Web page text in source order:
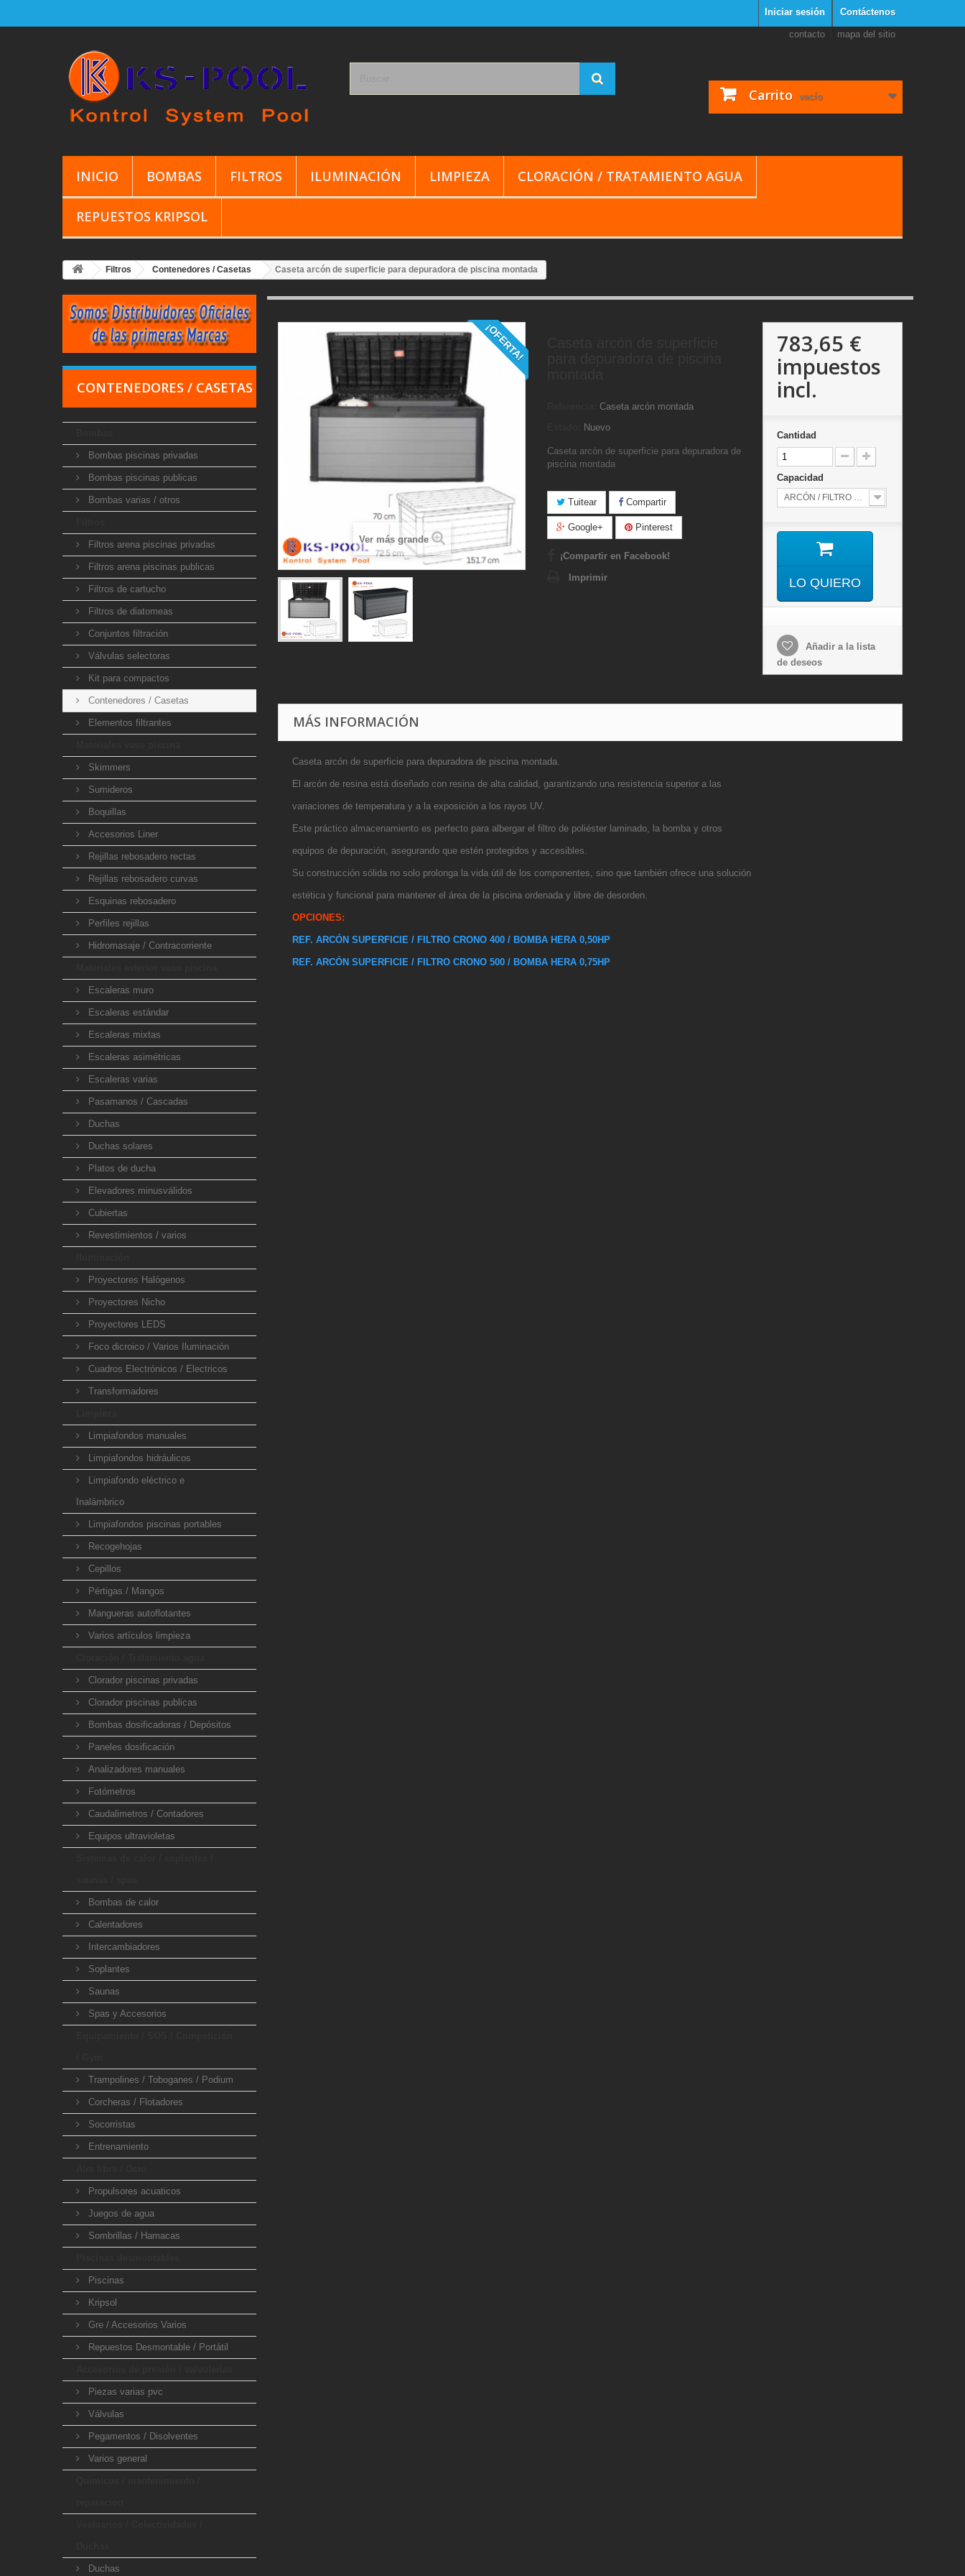
Contáctenos
Iniciar sesión
contacto mapa del sitio
Carrito vacío
INICIO BOMBAS FILTROS ILUMINACIÓN LIMPIEZA CLORACIÓN / TRATAMIENTO AGUA
REPUESTOS KRIPSOL
Filtros Contenedores / Casetas Caseta arcón de superficie para depuradora de piscina montada
CONTENEDORES / CASETAS
Bombas piscinas privadas
Bombas piscinas publicas
Bombas varias / otros
Filtros arena piscinas privadas
Filtros arena piscinas publicas
Filtros de cartucho
Filtros de diatomeas
Conjuntos filtración
Válvulas selectoras
Kit para compactos
Contenedores / Casetas
Elementos filtrantes
Skimmers
Sumideros
Boquillas
Accesorios Liner
Rejillas rebosadero rectas
Rejillas rebosadero curvas
Esquinas rebosadero
Perfiles rejillas
Hidromasaje / Contracorriente
Escaleras muro
Escaleras estándar
Escaleras mixtas
Escaleras asimétricas
Escaleras varias
Pasamanos / Cascadas
Duchas
Duchas solares
Platos de ducha
Elevadores minusválidos
Cubiertas
Revestimientos / varios
Proyectores Halógenos
Proyectores Nicho
Proyectores LEDS
Foco dicroico / Varios Iluminación
Cuadros Electrónicos / Electricos
Transformadores
Limpiafondos manuales
Limpiafondos hidráulicos
Limpiafondo eléctrico e
Inalámbrico
Limpiafondos piscinas portables
Recogehojas
Cepillos
Pértigas / Mangos
Mangueras autoflotantes
Varios artículos limpieza
Clorador piscinas privadas
Clorador piscinas publicas
Bombas dosificadoras / Depósitos
Paneles dosificación
Analizadores manuales
Fotómetros
Caudalimetros / Contadores
Equipos ultravioletas
Bombas de calor
Calentadores
Intercambiadores
Soplantes
Saunas
Spas y Accesorios
Trampolines / Toboganes / Podium
Corcheras / Flotadores
Socorristas
Entrenamiento
Propulsores acuaticos
Juegos de agua
Sombrillas / Hamacas
Piscinas
Kripsol
Gre / Accesorios Varios
Repuestos Desmontable / Portátil
Piezas varias pvc
Válvulas
Pegamentos / Disolventes
Varios general
Duchas
¡OFERTA!
Ver más grande
Caseta arcón montada
Nuevo
Caseta arcón de superficie para depuradora de
piscina montada
Tuitear Compartir
Google+ Pinterest
¡Compartir en Facebook!
Imprimir
783,65 €
impuestos
incl.
Cantidad
Capacidad
ARCÓN / FILTRO 400 / BOMBA 0,50HP
LO QUIERO
Añadir a la lista
de deseos
MÁS INFORMACIÓN
Caseta arcón de superficie para depuradora de piscina montada.
El arcón de resina está diseñado con resina de alta calidad, garantizando una resistencia superior a las
variaciones de temperatura y a la exposición a los rayos UV.
Este práctico almacenamiento es perfecto para albergar el filtro de poliéster laminado, la bomba y otros
equipos de depuración, asegurando que estén protegidos y accesibles.
Su construcción sólida no solo prolonga la vida útil de los componentes, sino que también ofrece una solución
estética y funcional para mantener el área de la piscina ordenada y libre de desorden.
OPCIONES:
REF. ARCÓN SUPERFICIE / FILTRO CRONO 400 / BOMBA HERA 0,50HP
REF. ARCÓN SUPERFICIE / FILTRO CRONO 500 / BOMBA HERA 0,75HP